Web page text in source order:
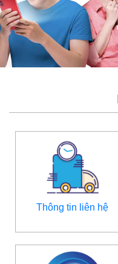
Thông tin liên hệ